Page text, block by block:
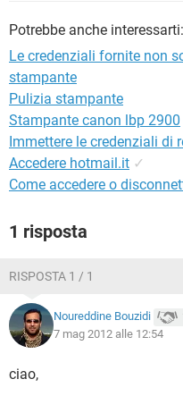
HARDWARE
Potrebbe anche interessarti:
Le credenziali fornite non
stampante
Pulizia stampante
Stampante canon lbp 2900
Immettere le credenziali di
Accedere hotmail.it ✓
Come accedere o
1 risposta
RISPOSTA 1 / 1
Noureddine Bouzidi
7 mag 2012 alle 12:54
ciao,